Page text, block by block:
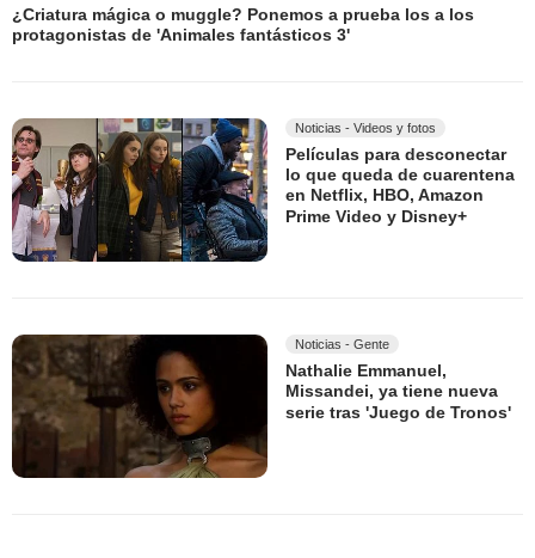
¿Criatura mágica o muggle? Ponemos a prueba los a los
protagonistas de 'Animales fantásticos 3'
Noticias - Videos y fotos
Películas para desconectar
lo que queda de cuarentena
en Netflix, HBO, Amazon
Prime Video y Disney+
Noticias - Gente
Nathalie Emmanuel,
Missandei, ya tiene nueva
serie tras 'Juego de Tronos'